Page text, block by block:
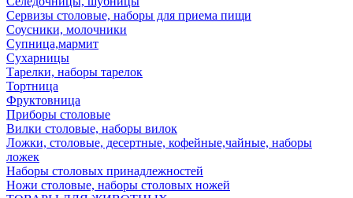
Сервизы столовые, наборы для приема пищи
Соусники, молочники
Супница,мармит
Сухарницы
Тарелки, наборы тарелок
Тортница
Фруктовница
Приборы столовые
Вилки столовые, наборы вилок
Ложки, столовые, десертные, кофейные,чайные, наборы
ложек
Наборы столовых принадлежностей
Ножи столовые, наборы столовых ножей